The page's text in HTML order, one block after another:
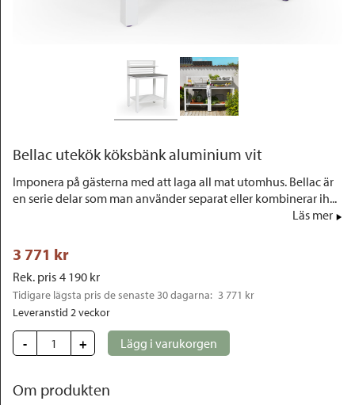
Bellac utekök köksbänk aluminium vit
Imponera på gästerna med att laga all mat utomhus. Bellac är
en serie delar som man använder separat eller kombinerar ih...
Läs mer
3 771 kr
Rek. pris 4 190 kr
Tidigare lägsta pris de senaste 30 dagarna: 3 771 kr
Leveranstid 2 veckor
- + Lägg i varukorgen
Om produkten